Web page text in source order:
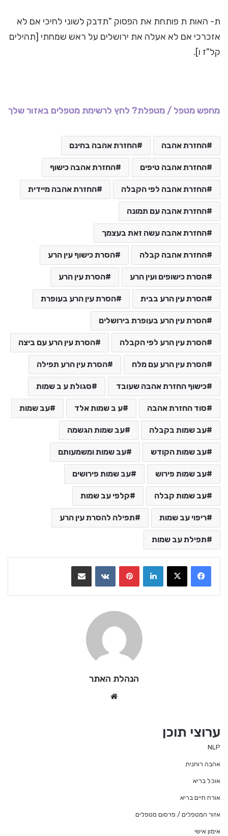
ת- האות ת פותחת את הפסוק "תדבק לשוני לחיכי אם לא
אזכרכי אם לא אעלה את ירושלים על ראש שמחתי [תהילים
קל"ז ו].
מחפש מטפל / מטפלת? לחץ לרשימת מטפלים באזור שלך
החזרת אהבה החזרת אהבה בחינם
החזרת אהבה טיפים החזרת אהבה כישוף
החזרת אהבה לפי הקבלה החזרת אהבה מיידית
החזרת אהבה עם תמונה
החזרת אהבה עשה זאת בעצמך
החזרת אהבה קבלה הסרת כישוף עין הרע
הסרת כישופים ועין הרע הסרת עין הרע
הסרת עין הרע בבית הסרת עין הרע בעופרת
הסרת עין הרע בעופרת בירושלים
הסרת עין הרע לפי הקבלה הסרת עין הרע עם ביצה
הסרת עין הרע עם מלח הסרת עין הרע תפילה
כישוף החזרת אהבה שעובד סגולת ע ב שמות
סוד החזרת אהבה ע ב שמות אלד עב שמות
עב שמות בקבלה עב שמות הגשמה
עב שמות הקודש עב שמות ומשמעותם
עב שמות פירוש עב שמות פירושים
עב שמות קבלה קלפי עב שמות
ריפוי עב שמות תפילה להסרת עין הרע
תפילת עב שמות
LinkedIn
VKontakte
הנהלת האתר
ערוצי תוכן
NLP
אהבה רוחנית
אוכל בריא
אורח חיים בריא
אזור המטפלים / פרסום מטפלים
אימון אישי